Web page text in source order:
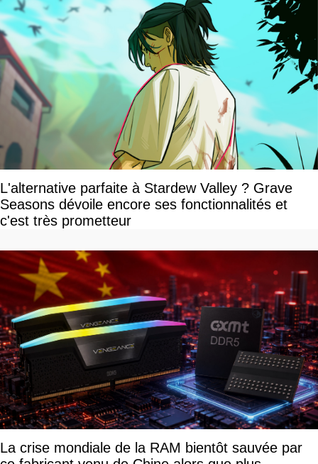
L'alternative parfaite à Stardew Valley ? Grave
Seasons dévoile encore ses fonctionnalités et
c'est très prometteur
La crise mondiale de la RAM bientôt sauvée par